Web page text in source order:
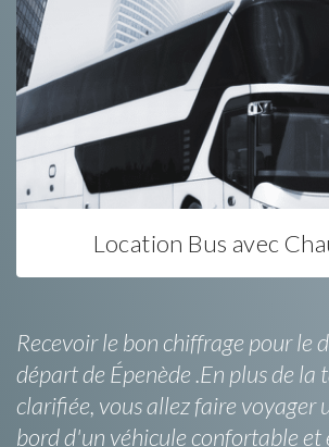
Location Bus avec
Recevoir le bon chiffrage pour le
départ de Épenède .En plus de
clarifiée, vous allez faire voyager
bord d'un véhicule confortable et